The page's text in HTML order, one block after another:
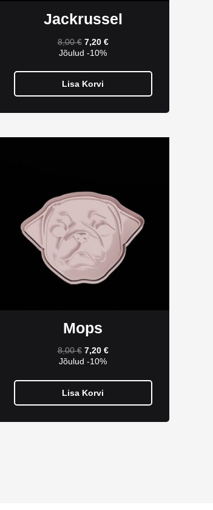
Jackrussel
8,00€ 7,20 €
Jõulud -10%
Lisa Korvi
Mops
8,00€ 7,20 €
Jõulud -10%
Lisa Korvi